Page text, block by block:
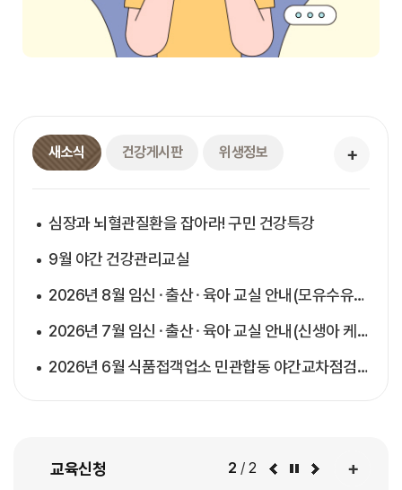
새소식 건강게시판 위생정보
심장과 뇌혈관질환을 잡아라! 구민 건강특강
9월 야간 건강관리교실
2026년 8월 임신⬝출산⬝육아 교실 안내(모유수유의 모든 것 & 심폐소생술)
2026년 7월 임신⬝출산⬝육아 교실 안내(신생아 케어 &아기 안전하게 키우기)
2026년 6월 식품접객업소 민관합동 야간교차점검 사전예고문
교육신청 2 / 2